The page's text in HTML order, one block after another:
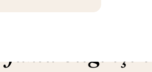
fazla bilgi için